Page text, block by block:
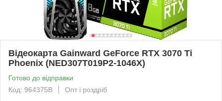
Відеокарта Gainward GeForce RTX 3070 Ti
Phoenix (NED307T019P2-1046X)
Готово до відправки
Код: 964375B
Опт і роздріб